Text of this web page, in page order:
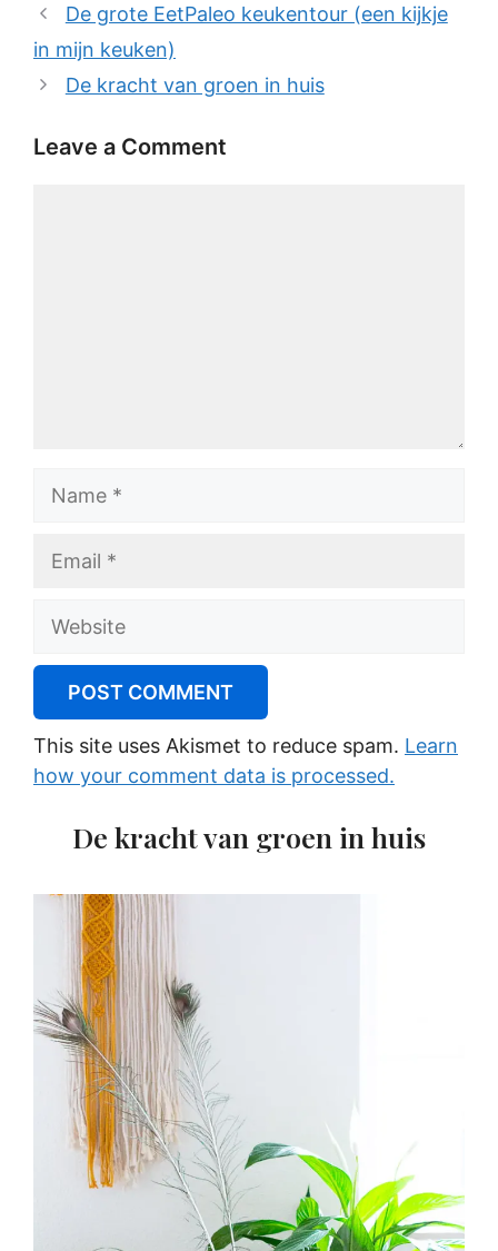
De grote EetPaleo keukentour (een kijkje
in mijn keuken)
De kracht van groen in huis
Leave a Comment
Website
This site uses Akismet to reduce spam. Learn
how your comment data is processed.
De kracht van groen in huis